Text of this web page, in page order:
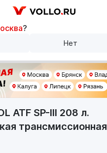
ATF SP-III 208 л.
трансмиссионная
?
Нет